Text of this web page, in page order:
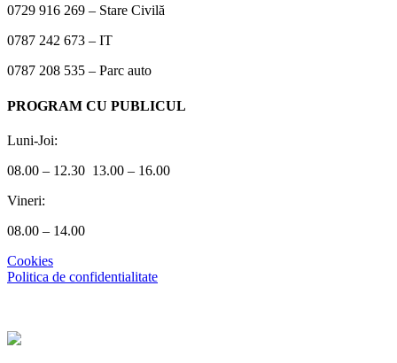
0729 916 269 – Stare Civilă
0787 242 673 – IT
0787 208 535 – Parc auto
PROGRAM CU PUBLICUL
Luni-Joi:
08.00 – 12.30 13.00 – 16.00
Vineri:
08.00 – 14.00
Cookies
Politica de confidentialitate